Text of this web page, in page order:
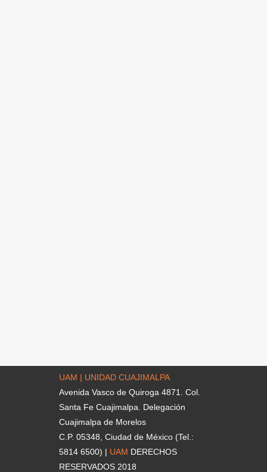
UAM | UNIDAD CUAJIMALPA
Avenida Vasco de Quiroga 4871. Col.
Santa Fe Cuajimalpa. Delegación
Cuajimalpa de Morelos
C.P. 05348, Ciudad de México (Tel.:
5814 6500) | UAM DERECHOS
RESERVADOS 2018